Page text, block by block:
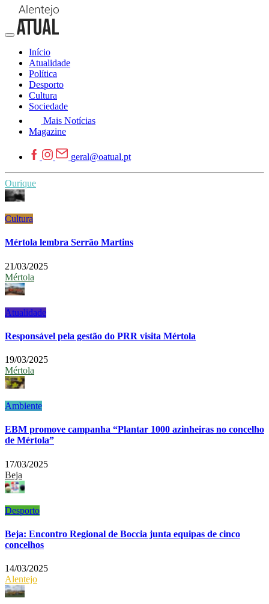
Início
Atualidade
Política
Desporto
Cultura
Sociedade
Mais Notícias
Magazine
geral@oatual.pt
Ourique
Cultura
Mértola lembra Serrão Martins
21/03/2025
Mértola
Atualidade
Responsável pela gestão do PRR visita Mértola
19/03/2025
Mértola
Ambiente
EBM promove campanha “Plantar 1000 azinheiras no concelho
de Mértola”
17/03/2025
Beja
Desporto
Beja: Encontro Regional de Boccia junta equipas de cinco
concelhos
14/03/2025
Alentejo